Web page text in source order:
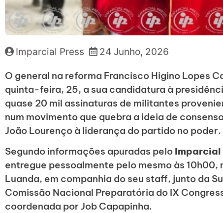
Imparcial Press 24 Junho, 2026
O general na reforma Francisco Higino Lopes
quinta-feira, 25, a sua candidatura à
quase 20 mil assinaturas de militantes
num movimento que quebra a ideia de
João Lourenço à liderança do partido no poder.
Segundo informações apuradas pelo Imparcial
entregue pessoalmente pelo mesmo às 10h00,
Luanda, em companhia do seu staff, junto da
Comissão Nacional Preparatória do IX
coordenada por Job Capapinha.